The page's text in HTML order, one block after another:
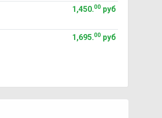
1,450.00руб
1,695.00руб